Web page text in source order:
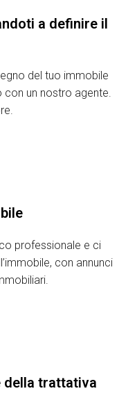
a definire il
del tuo immobile
un nostro agente.
professionale e ci
con annunci
della trattativa